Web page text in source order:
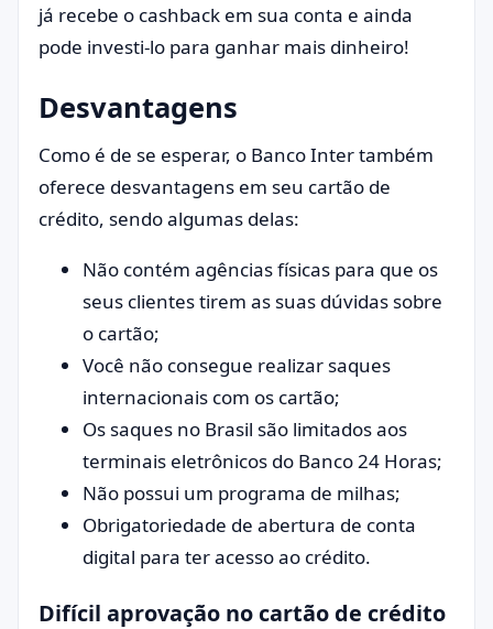
já recebe o cashback em sua conta e ainda
pode investi-lo para ganhar mais dinheiro!
Desvantagens
Como é de se esperar, o Banco Inter também
oferece desvantagens em seu cartão de
crédito, sendo algumas delas:
Não contém agências físicas para que os
seus clientes tirem as suas dúvidas sobre
o cartão;
Você não consegue realizar saques
internacionais com os cartão;
Os saques no Brasil são limitados aos
terminais eletrônicos do Banco 24 Horas;
Não possui um programa de milhas;
Obrigatoriedade de abertura de conta
digital para ter acesso ao crédito.
Difícil aprovação no cartão de crédito